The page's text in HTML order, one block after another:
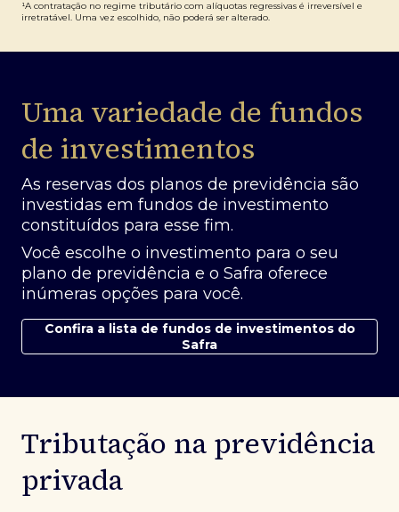
¹A contratação no regime tributário com alíquotas regressivas é irreversível e
irretratável. Uma vez escolhido, não poderá ser alterado.
Uma variedade de fundos
de investimentos
As reservas dos planos de previdência são
investidas em fundos de investimento
constituídos para esse fim.
Você escolhe o investimento para o seu
plano de previdência e o Safra oferece
inúmeras opções para você.
Confira a lista de fundos de investimentos do
Safra
Tributação na previdência
privada